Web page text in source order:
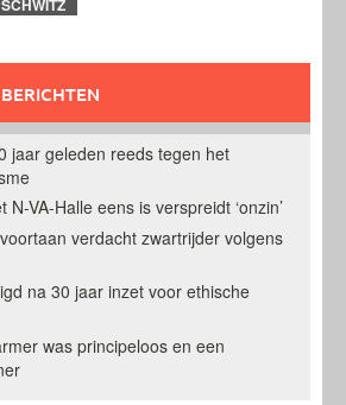
jaar geleden reeds tegen het
N-VA-Halle eens is verspreidt ‘onzin’
verdacht zwartrijder volgens
na 30 jaar inzet voor ethische
was principeloos en een